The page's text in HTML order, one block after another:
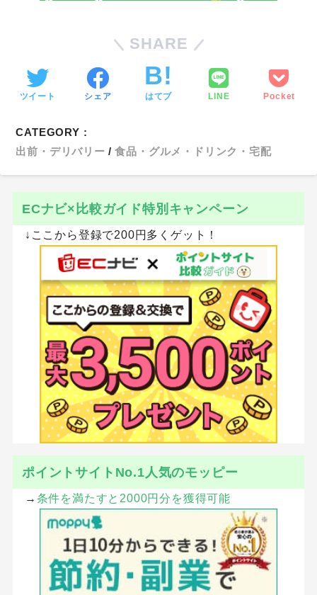
SHARE
ツイート シェア はてブ LINE Pocket
CATEGORY :
出前・デリバリー
食品・グルメ・ドリンク・宅配
ECナビ×比較ガイド特別キャンペーン
↓ここから登録で200円多くゲット！
ポイントサイトNo.1人気のモッピー
→ 条件を満たすと2000円分を獲得可能